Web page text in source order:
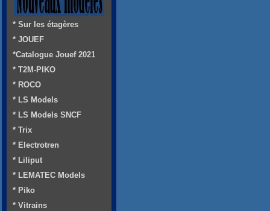
* Sur les étagères
* JOUEF
*Catalogue Jouef 2021
* T2M-PIKO
* ROCO
* LS Models
* LS Models SNCF
* Trix
* Electrotren
* Liliput
* LEMATEC Models
* Piko
* Vitrains